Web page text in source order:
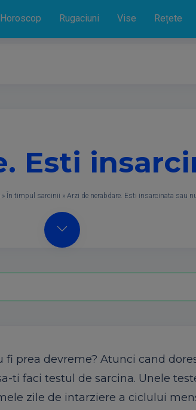
Horoscop Rugaciuni Vise Rețete
Esti
» În timpul sarcinii » Arzi de nerabdare. Esti insarcinata sau
prea devreme? Atunci cand
ti faci testul de sarcina. Unele
zile de intarziere a ciclului